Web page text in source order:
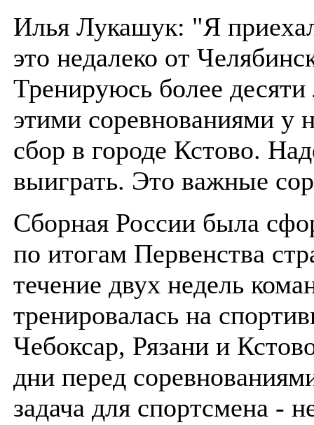
Илья Лукашук: "Я
это недалеко от
Тренируюсь более десяти
этими соревнованиями у
сбор в городе Кстово.
выиграть. Это важные
Сборная России была
по итогам Первенства
течение двух недель
тренировалась на
Чебоксар, Рязани и
дни перед
задача для спортсмена -